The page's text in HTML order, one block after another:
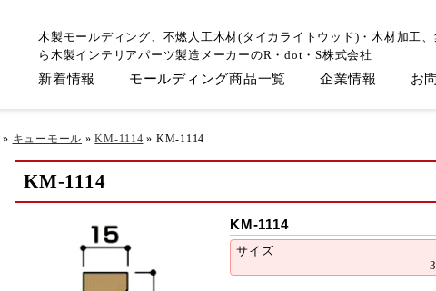
木製モールディング、不燃人工木材(タイカライトウッド)・木材加工
ら木製インテリアパーツ製造メーカーのR・dot・S株式会社
新着情報 モールディング商品一覧 企業情報 お
» キューモール »KM-1114 » KM-1114
KM-1114
KM-1114
サイズ